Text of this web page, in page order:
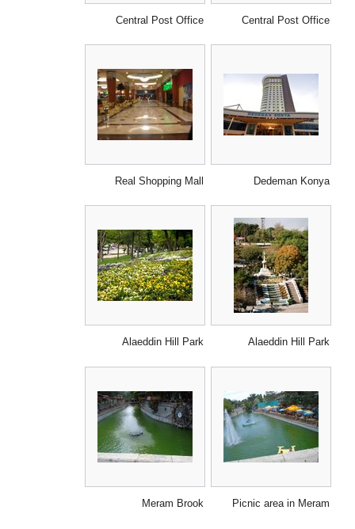
Central Post Office
Central Post Office
Dedeman Konya
Real Shopping Mall
Alaeddin Hill Park
Alaeddin Hill Park
Picnic area in Meram
Meram Brook